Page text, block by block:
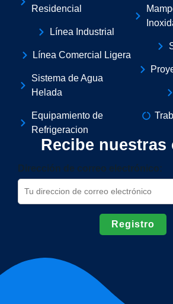
Residencial
Línea Industrial
Línea Comercial Ligera
Sistema de Agua
Helada
Equipamiento de
Refrigeracion
Recibe nuestras
Dirección de correo electrónico: